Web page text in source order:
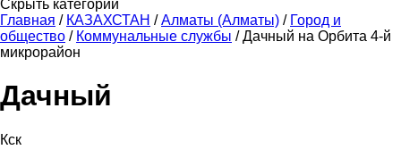
Скрыть категории
Главная / КАЗАХСТАН / Алматы (Алматы) / Город и
общество / Коммунальные службы / Дачный на Орбита 4-й
микрорайон
Дачный
Кск